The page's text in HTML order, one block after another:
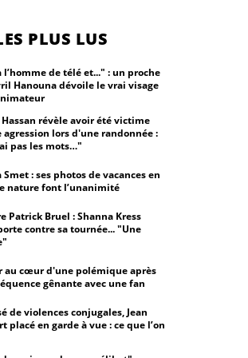
PLUS LUS
l’homme de télé et..." : un proche
Hanouna dévoile le vrai visage
Hassan révèle avoir été victime
agression lors d'une randonnée :
pas les mots…"
Smet : ses photos de vacances en
nature font l’unanimité
Patrick Bruel : Shanna Kress
contre sa tournée... "Une
au cœur d'une polémique après
gênante avec une fan
de violences conjugales, Jean
placé en garde à vue : ce que l’on